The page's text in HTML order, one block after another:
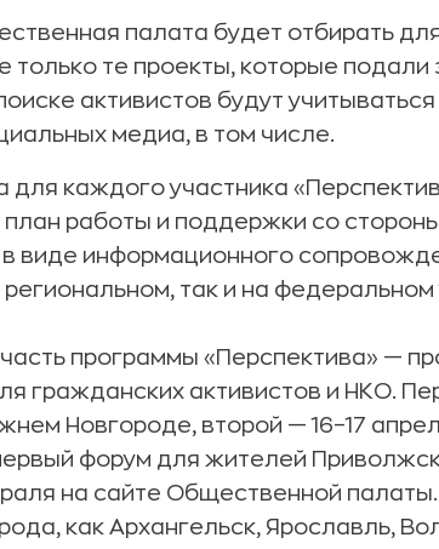
палата будет отбирать
только те проекты, которые подали
активистов будут
медиа, в том числе.
для каждого участника
работы и поддержки со
виде информационного
региональном, так и на федеральном
программы «Перспектива» —
гражданских активистов и НКО.
Новгороде, второй — 16–17
форум для жителей
на сайте Общественной
как Архангельск, Ярославль,